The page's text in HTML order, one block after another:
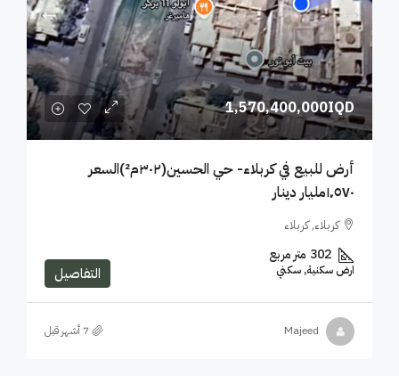
1,570,400,000IQD
أرض للبيع في كربلاء- حي الحسين(٣٠٢م²)السعر
١٬٥٧٠مليار دينار
كربلاء, كربلاء
302 متر مربع
ارض سكنية, سكني التفاصيل
Majeed